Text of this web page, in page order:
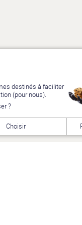
destinés à faciliter
(pour nous).
?
Choisir